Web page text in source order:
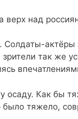
верх над
актёры
так же
осаду. Как бы
было тяжело,